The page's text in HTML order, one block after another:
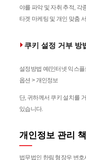
야를 파악 및 자취 추적, 각
타겟 마케팅 및 개인 맞춤
쿠키 설정 거부 방
설정방법 예(인터넷 익스
옵션 > 개인정보
단, 귀하께서 쿠키 설치를
있습니다.
개인정보 관리
법무법인 한림 형장우 변